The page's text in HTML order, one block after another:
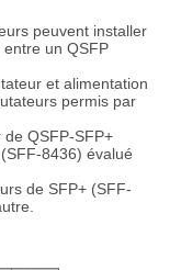
peuvent installer
un QSFP
et alimentation
permis par
QSFP-SFP+
8436) évalué
de SFP+ (SFF-